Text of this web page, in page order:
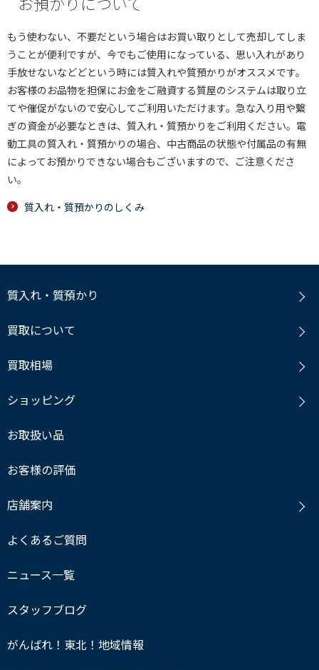
もう使わない、不要だという場合はお買い取りとして売却してしま
うことが便利ですが、今でもご使用になっている、思い入れがあり
手放せないなどどという時には質入れや質預かりがオススメです。
お客様のお品物を担保にお金をご融資する質屋のシステムは取り立
てや催促がないので安心してご利用いただけます。急な入り用や繋
ぎの資金が必要なときは、質入れ・質預かりをご利用ください。電
動工具の質入れ・質預かりの場合、中古商品の状態や付属品の有無
によってお預かりできない場合もございますので、ご注意くださ
い。
質入れ・質預かりのしくみ
質入れ・質預かり
買取について
買取相場
ショッピング
お取扱い品
お客様の評価
店舗案内
よくあるご質問
ニュース一覧
スタッフブログ
がんばれ！東北！地域情報